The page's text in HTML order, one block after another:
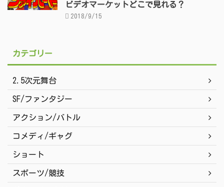
ビデオマーケットどこで見れる？
2018/9/15
カテゴリー
2.5次元舞台
SF/ファンタジー
アクション/バトル
コメディ/ギャグ
ショート
スポーツ/競技